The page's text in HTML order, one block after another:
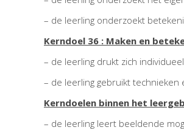
– de leerling onderzoekt
Kerndoel 36 : Maken en
– de leerling drukt zich
– de leerling gebruikt technieken
Kerndoelen binnen het
– de leerling leert beeldende